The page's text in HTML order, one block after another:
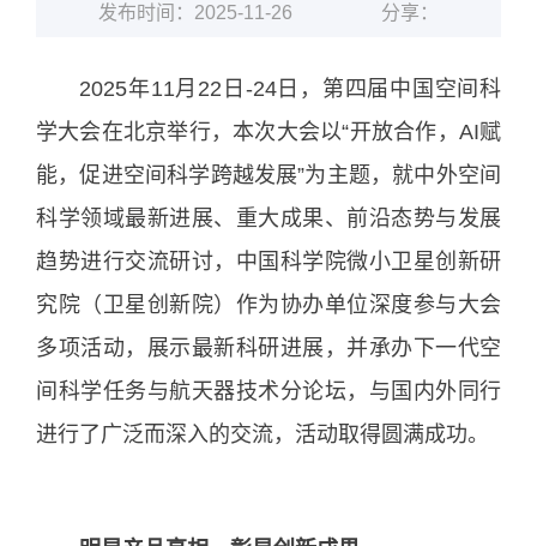
发布时间：2025-11-26 分享：
2025年11月22日-24日，第四届中国空间科
学大会在北京举行，本次大会以“开放合作，AI赋
能，促进空间科学跨越发展”为主题，就中外空间
科学领域最新进展、重大成果、前沿态势与发展
趋势进行交流研讨，中国科学院微小卫星创新研
究院（卫星创新院）作为协办单位深度参与大会
多项活动，展示最新科研进展，并承办下一代空
间科学任务与航天器技术分论坛，与国内外同行
进行了广泛而深入的交流，活动取得圆满成功。